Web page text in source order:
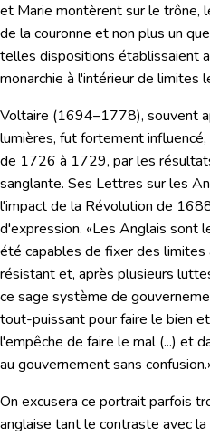
et Marie montèrent sur le trône,
de la couronne et non plus un
telles dispositions établissaient
monarchie à l'intérieur de limites
Voltaire (1694–1778), souvent
lumières, fut fortement
de 1726 à 1729, par les
sanglante. Ses Lettres sur les
l'impact de la Révolution de
d'expression. «Les Anglais sont
été capables de fixer des limites
résistant et, après plusieurs
ce sage système de
tout-puissant pour faire le bien
l'empêche de faire le mal (...) et
au gouvernement sans
On excusera ce portrait parfois
anglaise tant le contraste avec